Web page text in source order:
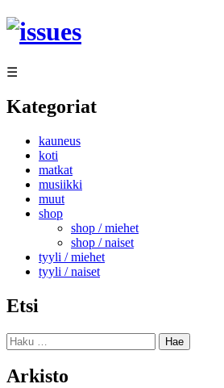
Siirry
sisältöön
☰
Kategoriat
kauneus
koti
matkat
musiikki
muut
shop
shop / miehet
shop / naiset
tyyli / miehet
tyyli / naiset
Etsi
Haku:
Arkisto